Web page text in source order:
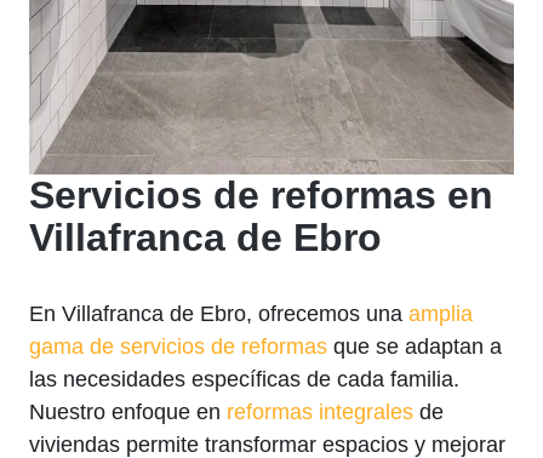
Servicios de reformas en
Villafranca de Ebro
En Villafranca de Ebro, ofrecemos una amplia
gama de servicios de reformas que se adaptan a
las necesidades específicas de cada familia.
Nuestro enfoque en reformas integrales de
viviendas permite transformar espacios y mejorar